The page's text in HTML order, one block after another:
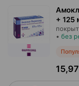
+ 125
• без